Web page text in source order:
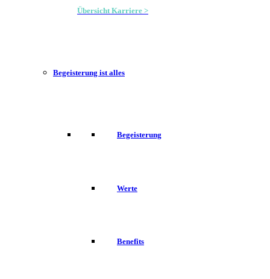
Übersicht Karriere >
Begeisterung ist alles
Begeisterung
Werte
Benefits